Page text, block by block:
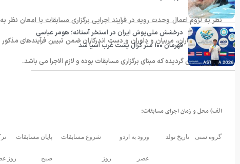
نظر به لزوم اعمال وحدت رویه در فرآیند اجرایی برگزاری مسابقات با امعان
تکریم ورزشکاران، مربیان و داوران و دست اندرکاران ضمن تبیین فرآیندهای
العمل تدوین گردیده که مبنای برگزاری مسابقات بوده و لازم الاجرا می باشد.
الف) محل و زمان اجرای مسابقات:
گروه سنی تاریخ تولد ورود به اردو شروع مسابقات پایان مسابقات
عصر روز صبح روز
درخشش ملی‌پوش ایران در استخر آستانه؛ هومر عباسی
قهرمان ۱۰۰ متر کرال پشت غرب آسیا شد